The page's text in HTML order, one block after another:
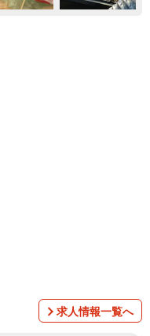
求人情報一覧へ